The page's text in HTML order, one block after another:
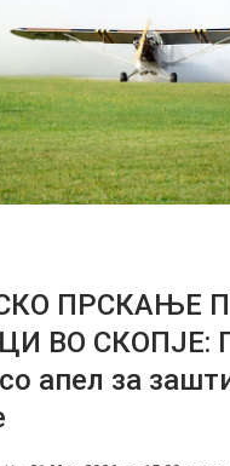
ПРСКАЊЕ
ВО СКОПЈЕ:
апел за